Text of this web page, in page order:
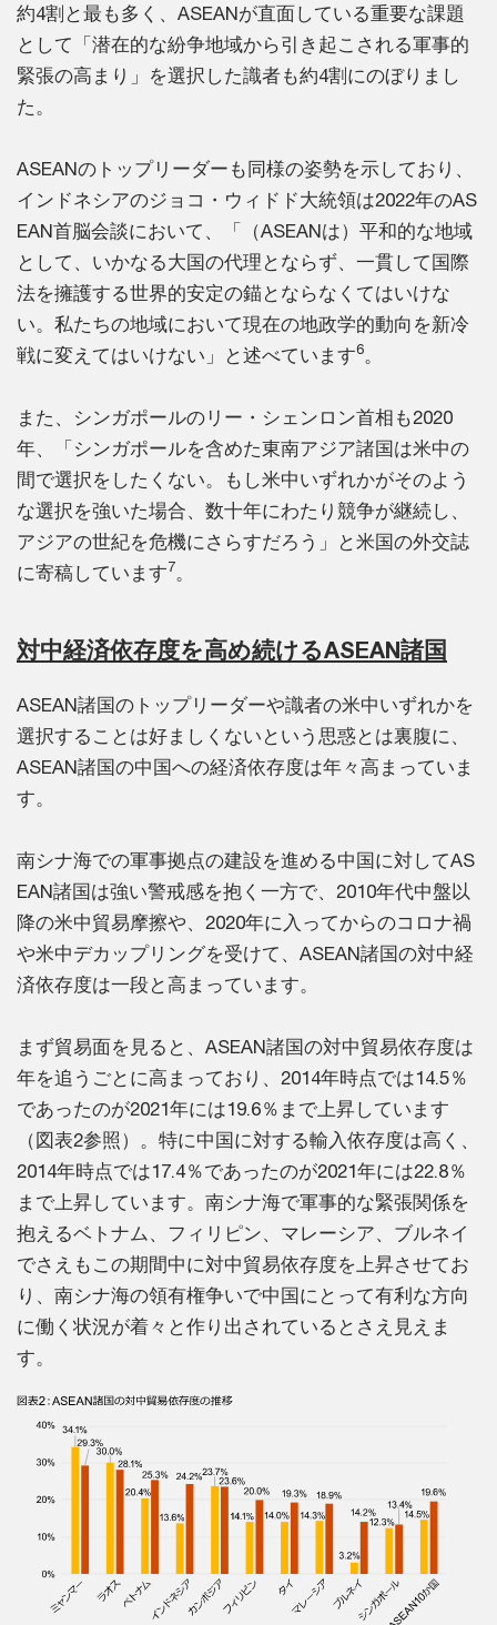
約4割と最も多く、ASEANが直面している重要な課題
として「潜在的な紛争地域から引き起こされる軍事的
緊張の高まり」を選択した識者も約4割にのぼりまし
た。
ASEANのトップリーダーも同様の姿勢を示しており、
インドネシアのジョコ・ウィドド大統領は2022年のAS
EAN首脳会談において、「（ASEANは）平和的な地域
として、いかなる大国の代理とならず、一貫して国際
法を擁護する世界的安定の錨とならなくてはいけな
い。私たちの地域において現在の地政学的動向を新冷
戦に変えてはいけない」と述べています6。
また、シンガポールのリー・シェンロン首相も2020
年、「シンガポールを含めた東南アジア諸国は米中の
間で選択をしたくない。もし米中いずれかがそのよう
な選択を強いた場合、数十年にわたり競争が継続し、
アジアの世紀を危機にさらすだろう」と米国の外交誌
に寄稿しています7。
対中経済依存度を高め続けるASEAN諸国
ASEAN諸国のトップリーダーや識者の米中いずれかを
選択することは好ましくないという思惑とは裏腹に、
ASEAN諸国の中国への経済依存度は年々高まっていま
す。
南シナ海での軍事拠点の建設を進める中国に対してAS
EAN諸国は強い警戒感を抱く一方で、2010年代中盤以
降の米中貿易摩擦や、2020年に入ってからのコロナ禍
や米中デカップリングを受けて、ASEAN諸国の対中経
済依存度は一段と高まっています。
まず貿易面を見ると、ASEAN諸国の対中貿易依存度は
年を追うごとに高まっており、2014年時点では14.5％
であったのが2021年には19.6％まで上昇しています
（図表2参照）。特に中国に対する輸入依存度は高く、
2014年時点では17.4％であったのが2021年には22.8％
まで上昇しています。南シナ海で軍事的な緊張関係を
抱えるベトナム、フィリピン、マレーシア、ブルネイ
でさえもこの期間中に対中貿易依存度を上昇させてお
り、南シナ海の領有権争いで中国にとって有利な方向
に働く状況が着々と作り出されているとさえ見えま
す。